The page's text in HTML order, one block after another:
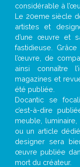
considérable à
Le 20eme siècle
artistes et
d’une œuvre et
fastidieuse.
l’œuvre, de
ainsi connaître
magazines et
été publiée.
Docantic se
c’est-à-dire
meuble, luminaire,
ou un article
designer sera
œuvre publiée
mort du créateur.